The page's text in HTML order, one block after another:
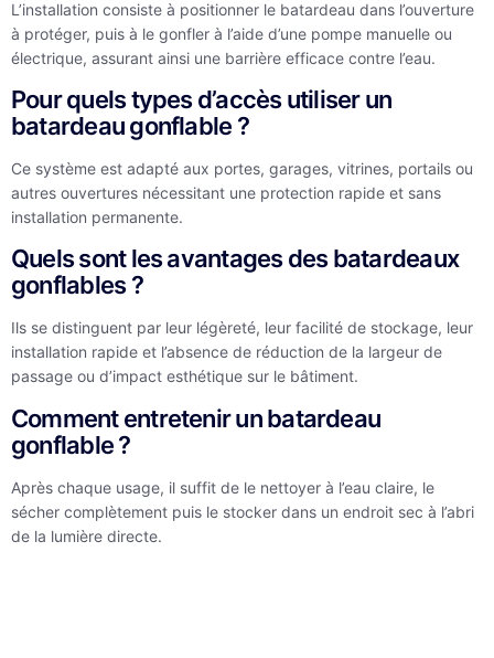
L’installation consiste à positionner le batardeau dans l’ouverture
à protéger, puis à le gonfler à l’aide d’une pompe manuelle ou
électrique, assurant ainsi une barrière efficace contre l’eau.
Pour quels types d’accès utiliser un
batardeau gonflable ?
Ce système est adapté aux portes, garages, vitrines, portails ou
autres ouvertures nécessitant une protection rapide et sans
installation permanente.
Quels sont les avantages des batardeaux
gonflables ?
Ils se distinguent par leur légèreté, leur facilité de stockage, leur
installation rapide et l’absence de réduction de la largeur de
passage ou d’impact esthétique sur le bâtiment.
Comment entretenir un batardeau
gonflable ?
Après chaque usage, il suffit de le nettoyer à l’eau claire, le
sécher complètement puis le stocker dans un endroit sec à l’abri
de la lumière directe.